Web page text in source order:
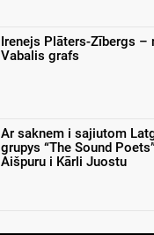
Irenejs Plāters-Zībergs –
Vabalis grafs
Ar saknem i sajiutom
grupys “The Sound
Aišpuru i Kārli Juostu